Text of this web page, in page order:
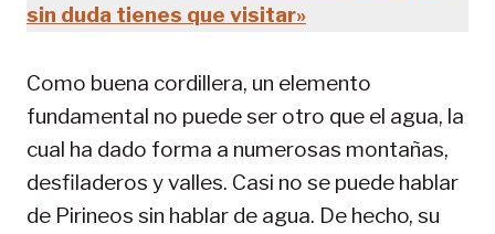
sin duda tienes que visitar»
Como buena cordillera, un elemento
fundamental no puede ser otro que el agua, la
cual ha dado forma a numerosas montañas,
desfiladeros y valles. Casi no se puede hablar
de Pirineos sin hablar de agua. De hecho, su